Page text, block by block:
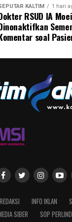
KALTIM 1 hari
RSUD IA
soal
REDAKSI INFO IKLAN
SIBER
SOP